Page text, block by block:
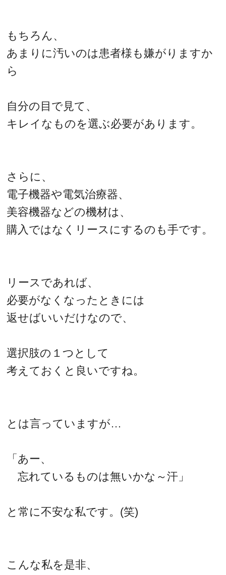
もちろん、
あまりに汚いのは患者様も嫌がりますか
ら
自分の目で見て、
キレイなものを選ぶ必要があります。
さらに、
電子機器や電気治療器、
美容機器などの機材は、
購入ではなくリースにするのも手です。
リースであれば、
必要がなくなったときには
返せばいいだけなので、
選択肢の１つとして
考えておくと良いですね。
とは言っていますが…
「あー、
忘れているものは無いかな～汗」
と常に不安な私です。(笑)
こんな私を是非、